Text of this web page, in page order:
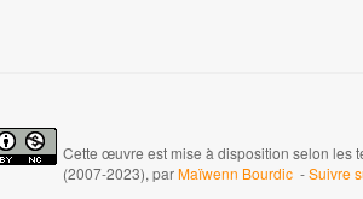
Cette œuvre est mise à disposition selon les
(2007-2023), parMaïwenn Bourdic -Suivre